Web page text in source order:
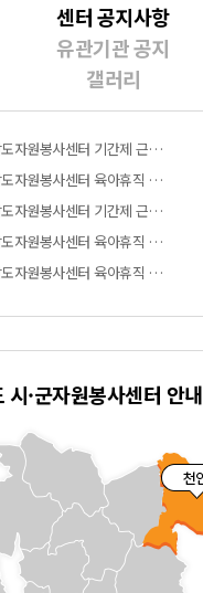
센터 공지사항
유관기관 공지
갤러리
(사)충청남도자원봉사센터 기간제 근로자 채…
(사)충청남도자원봉사센터 육아휴직 대체 인…
(사)충청남도자원봉사센터 기간제 근로자 채…
(사)충청남도자원봉사센터 육아휴직 대체인력…
(사)충청남도자원봉사센터 육아휴직 대체인력…
시·군자원봉사센터 안내